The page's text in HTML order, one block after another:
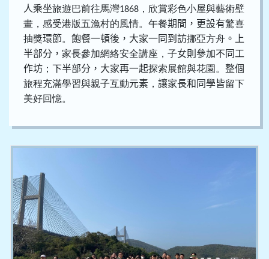
人乘坐旅遊巴前往馬灣1868 ，欣賞彩色小屋與藝術壁
畫，感受港版五漁村的風情。午餐期間，更設有驚喜
抽獎環節。 飽餐一頓後，大家一同到訪挪亞方舟 。上
半部分， 家長參加網絡安全講座，子女則參加不同工
作坊 ； 下半部分，大家再一起探索展館與花園。 整個
旅程充滿學習與親子互動元素 ， 讓家長和同學皆留下
美好回憶。